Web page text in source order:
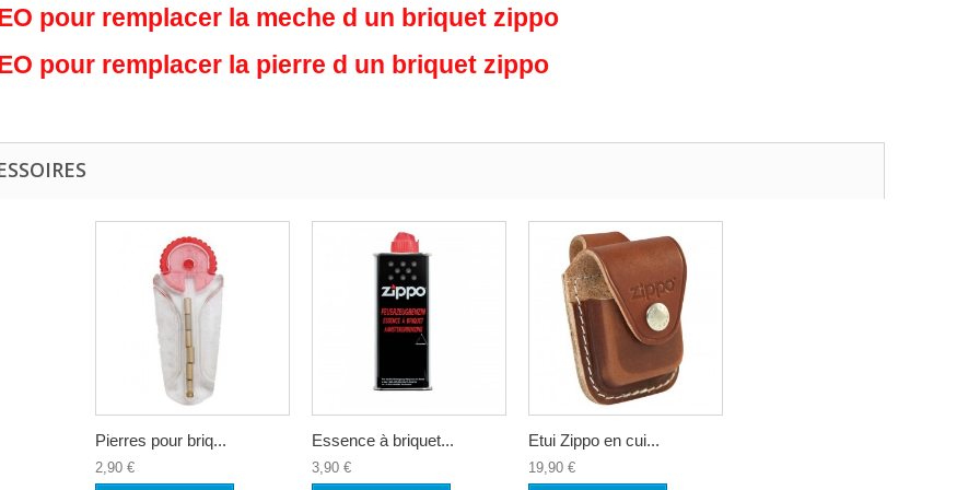
pour remplacer la meche d un briquet zippo
pour remplacer la pierre d un briquet zippo
Pierres pour briq...
2,90 €
Essence à briquet...
3,90 €
Etui Zippo en cui...
19,90 €